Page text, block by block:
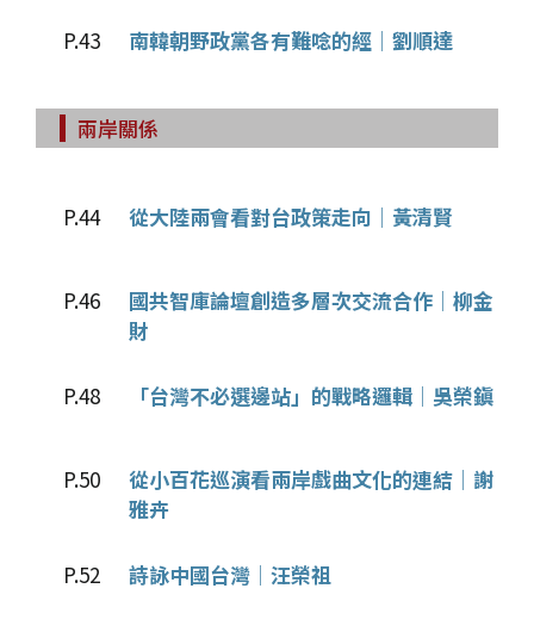
P.43 南韓朝野政黨各有難唸的經│劉順達
兩岸關係
P.44 從大陸兩會看對台政策走向│黃清賢
P.46
國共智庫論壇創造多層次交流合作│柳金
財
P.48 「台灣不必選邊站」的戰略邏輯│吳榮鎭
P.50
從小百花巡演看兩岸戲曲文化的連結│謝
雅卉
P.52 詩詠中國台灣│汪榮祖